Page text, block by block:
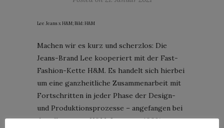
Lee Jeans x H&M; Bild: H&M
Machen wir es kurz und scherzlos: Die
Jeans-Brand Lee kooperiert mit der Fast-
Fashion-Kette H&M. Es handelt sich hierbei
um eine ganzheitliche Zusammenarbeit mit
Fortschritten in jeder Phase der Design-
und Produktionsprozesse – angefangen bei
der allerersten H&M-Jeans aus 100%